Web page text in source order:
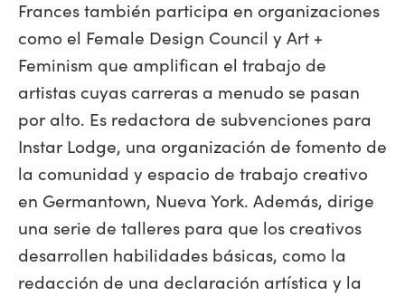
Frances también participa en organizaciones
como el Female Design Council y Art +
Feminism que amplifican el trabajo de
artistas cuyas carreras a menudo se pasan
por alto. Es redactora de subvenciones para
Instar Lodge, una organización de fomento de
la comunidad y espacio de trabajo creativo
en Germantown, Nueva York. Además, dirige
una serie de talleres para que los creativos
desarrollen habilidades básicas, como la
redacción de una declaración artística y la